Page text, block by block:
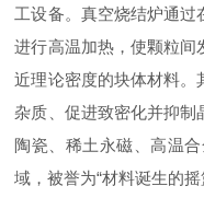
工设备。真空烧结炉通过
进行高温加热，使颗粒间
近理论密度的块体材料。
杂质、促进致密化并抑制
陶瓷、稀土永磁、高温
域，被誉为“材料诞生的摇